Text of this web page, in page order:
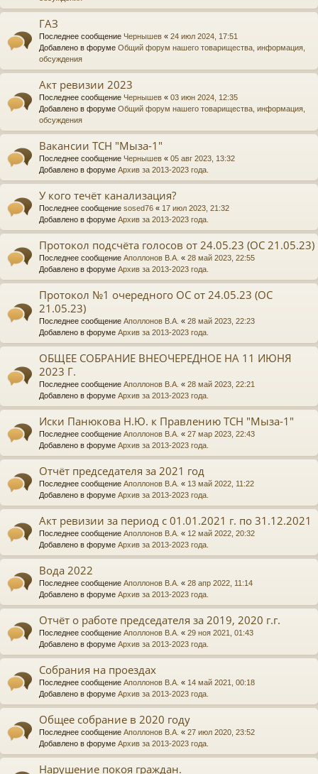
ГАЗ
Последнее сообщение Чернышев « 24 июл 2024, 17:51
Добавлено в форуме Общий форум нашего товарищества, информация,
обсуждения
Акт ревизии 2023
Последнее сообщение Чернышев « 03 июн 2024, 12:35
Добавлено в форуме Общий форум нашего товарищества, информация,
обсуждения
Вакансии ТСН "Мыза-1"
Последнее сообщение Чернышев « 05 авг 2023, 13:32
Добавлено в форуме Архив за 2013-2023 года.
У кого течёт канализация?
Последнее сообщение sosed76 « 17 июл 2023, 21:32
Добавлено в форуме Архив за 2013-2023 года.
Протокол подсчёта голосов от 24.05.23 (ОС 21.05.23)
Последнее сообщение Аполлонов В.А. « 28 май 2023, 22:55
Добавлено в форуме Архив за 2013-2023 года.
Протокол №1 очередного ОС от 24.05.23 (ОС
21.05.23)
Последнее сообщение Аполлонов В.А. « 28 май 2023, 22:23
Добавлено в форуме Архив за 2013-2023 года.
ОБЩЕЕ СОБРАНИЕ ВНЕОЧЕРЕДНОЕ НА 11 ИЮНЯ
2023 Г.
Последнее сообщение Аполлонов В.А. « 28 май 2023, 22:21
Добавлено в форуме Архив за 2013-2023 года.
Иски Панюкова Н.Ю. к Правлению ТСН "Мыза-1"
Последнее сообщение Аполлонов В.А. « 27 мар 2023, 22:43
Добавлено в форуме Архив за 2013-2023 года.
Отчёт председателя за 2021 год
Последнее сообщение Аполлонов В.А. « 13 май 2022, 11:22
Добавлено в форуме Архив за 2013-2023 года.
Акт ревизии за период с 01.01.2021 г. по 31.12.2021
Последнее сообщение Аполлонов В.А. « 12 май 2022, 20:32
Добавлено в форуме Архив за 2013-2023 года.
Вода 2022
Последнее сообщение Аполлонов В.А. « 28 апр 2022, 11:14
Добавлено в форуме Архив за 2013-2023 года.
Отчёт о работе председателя за 2019, 2020 г.г.
Последнее сообщение Аполлонов В.А. « 29 ноя 2021, 01:43
Добавлено в форуме Архив за 2013-2023 года.
Собрания на проездах
Последнее сообщение Аполлонов В.А. « 14 май 2021, 00:18
Добавлено в форуме Архив за 2013-2023 года.
Общее собрание в 2020 году
Последнее сообщение Аполлонов В.А. « 27 июл 2020, 23:52
Добавлено в форуме Архив за 2013-2023 года.
Нарушение покоя граждан.